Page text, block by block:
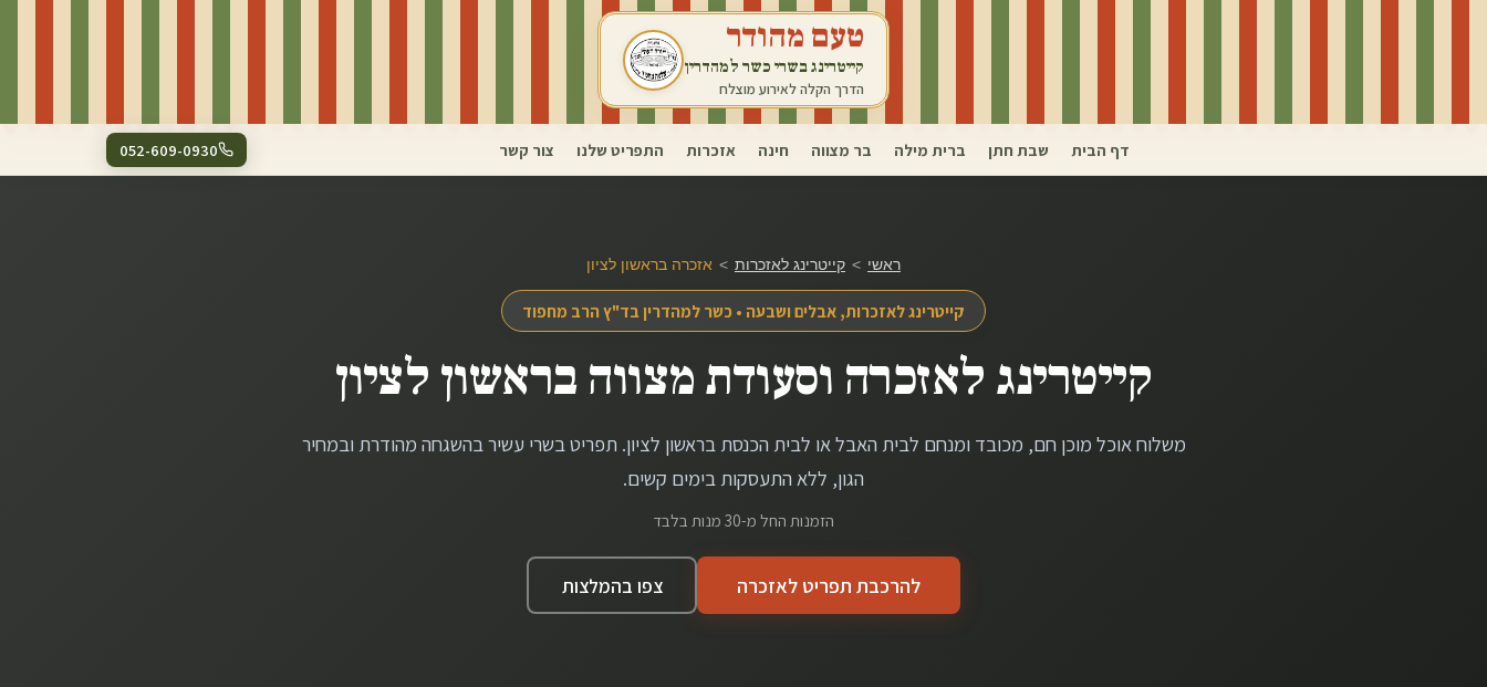
טעם מהודר
קייטרינג בשרי כשר למהדרין
הדרך הקלה לאירוע מוצלח
דף הבית שבת חתן ברית מילה בר מצווה חינה אזכרות התפריט שלנו צור קשר 052-609-0930
ראשי > קייטרינג לאזכרות > אזכרה בראשון לציון
קייטרינג לאזכרות, אבלים ושבעה • כשר למהדרין בד"ץ הרב מחפוד
קייטרינג לאזכרה וסעודת מצווה בראשון לציון
משלוח אוכל מוכן חם, מכובד ומנחם לבית האבל או לבית הכנסת בראשון לציון. תפריט בשרי עשיר בהשגחה מהודרת ובמחיר
הגון, ללא התעסקות בימים קשים.
הזמנות החל מ-30 מנות בלבד
להרכבת תפריט לאזכרה צפו בהמלצות